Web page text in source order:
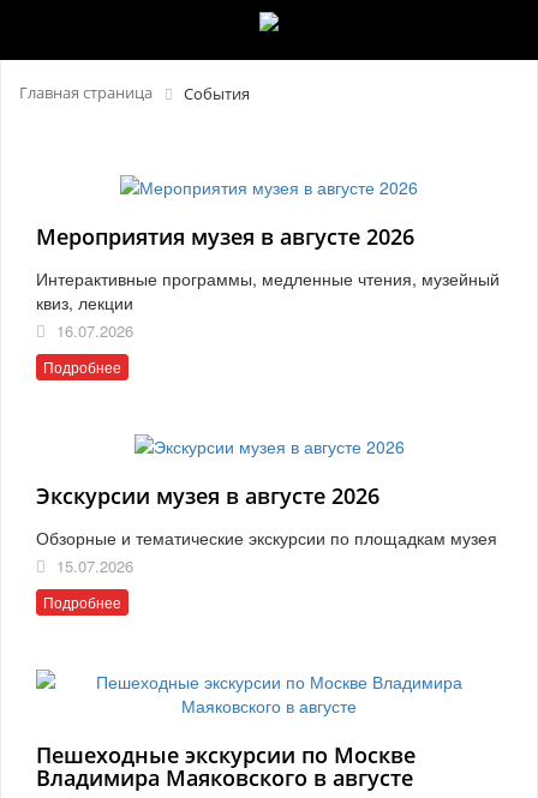
Главная страница События
Мероприятия музея в августе 2026
Интерактивные программы, медленные чтения, музейный
квиз, лекции
16.07.2026
Подробнее
Экскурсии музея в августе 2026
Обзорные и тематические экскурсии по площадкам музея
15.07.2026
Подробнее
Пешеходные экскурсии по Москве
Владимира Маяковского в августе